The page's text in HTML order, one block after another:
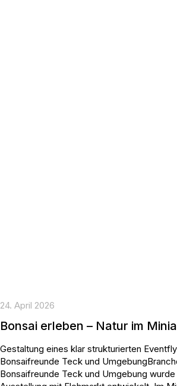
24. April 2026
Bonsai erleben – Natur im
Gestaltung eines klar strukturierten
Bonsaifreunde Teck und
Bonsaifreunde Teck und Umgebung